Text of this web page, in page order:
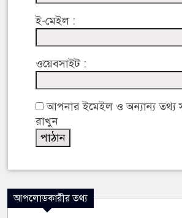
ই-মেইল :
ওয়েবসাইট :
আপনার ইমেইল ও অন্যান্য তথ্য
রাখুন
আপলোডকারীর তথ্য